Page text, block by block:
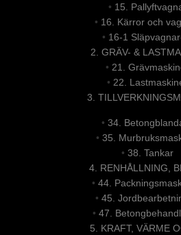
• 15.
• 16. Kärror och
• 16-1
2. GRÄV- &
• 21.
• 22.
3.
•34.
• 35.
•38. Tankar
4. RENHÅLLNING,
• 44.
• 45.
•47.
5. KRAFT, VÄRME